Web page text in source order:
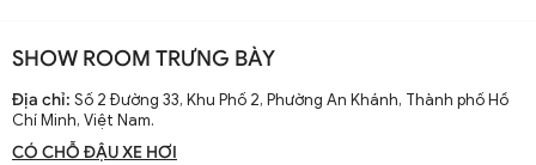
SHOW ROOM TRƯNG BÀY
Địa chỉ: Số 2 Đường 33, Khu Phố 2, Phường An Khánh, Thành phố Hồ
Chí Minh, Việt Nam.
CÓ CHỖ ĐẬU XE HƠI